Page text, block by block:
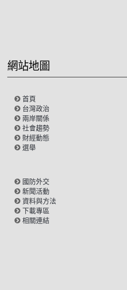
網站地圖
首頁
台灣政治
兩岸關係
社會趨勢
財經動態
選舉
國防外交
新聞活動
資料與方法
下載專區
相關連結